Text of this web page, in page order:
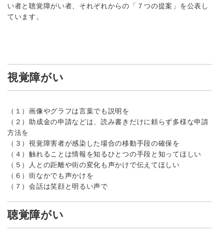
い者と聴覚障がい者、それぞれからの「７つの提案」を公表し
ています。
視覚障がい
（１）画像やグラフは言葉でも説明を
（２）助成金の申請などは、読み書きだけに頼らず多様な申請
方法を
（３）視覚障害者が感染した場合の移動手段の確保を
（４）触れることは情報を知るひとつの手段と知ってほしい
（５）人との距離や街の変化も声かけで伝えてほしい
（６）街なかでも声かけを
（７）会話は笑顔と明るい声で
聴覚障がい